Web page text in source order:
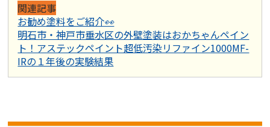
関連記事
お勧め塗料をご紹介👀
明石市・神戸市垂水区の外壁塗装はおかちゃんペイン
ト！アステックペイント超低汚染リファイン1000MF-
IRの１年後の実験結果